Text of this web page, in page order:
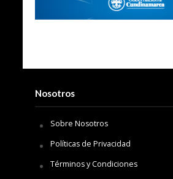
Nosotros
Sobre Nosotros
Políticas de Privacidad
Términos y Condiciones